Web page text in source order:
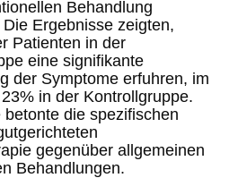
Behandlung
Ergebnisse zeigten,
Patienten in der
eine signifikante
der Symptome erfuhren, im
in der Kontrollgruppe.
betonte die spezifischen
gegenüber allgemeinen
Behandlungen.